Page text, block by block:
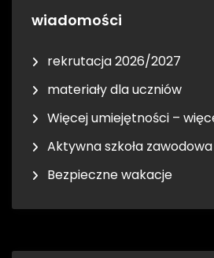
wiadomości
rekrutacja 2026/2027
materiały dla uczniów
Więcej umiejętności –
Aktywna szkoła
Bezpieczne wakacje